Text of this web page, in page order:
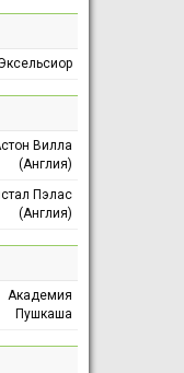
Вилла
(Англия)
Пэлас
(Англия)
Академия
Пушкаша